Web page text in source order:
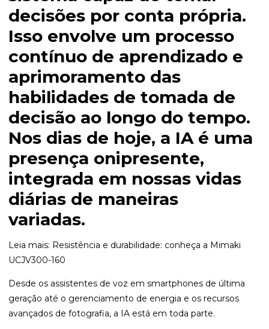
decisões por conta própria.
Isso envolve um processo
contínuo de aprendizado e
aprimoramento das
habilidades de tomada de
decisão ao longo do tempo.
Nos dias de hoje, a IA é uma
presença onipresente,
integrada em nossas vidas
diárias de maneiras
variadas.
Leia mais: Resistência e durabilidade: conheça a Mimaki
UCJV300-160
Desde os assistentes de voz em smartphones de última
geração até o gerenciamento de energia e os recursos
avançados de fotografia, a IA está em toda parte.